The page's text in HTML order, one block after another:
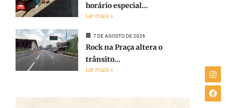
horário especial...
Ler mais »
7 DE AGOSTO DE 2026
Rock na Praça altera o
trânsito...
Ler mais »